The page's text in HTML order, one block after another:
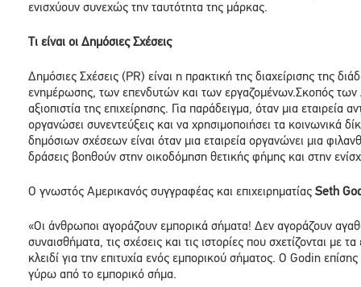
ενισχύουν συνεχώς την ταυτότητα της μάρκας.
Tι είναι οι Δημόσιες Σχέσεις
Δημόσιες Σχέσεις (PR) είναι η πρακτική της διαχείρισης της
ενημέρωσης, των επενδυτών και των εργαζομένων.Σκοπός των
αξιοπιστία της επιχείρησης. Για παράδειγμα, όταν μια
οργανώσει συνεντεύξεις και να χρησιμοποιήσει τα κοινωνικά
δημόσιων σχέσεων είναι όταν μια εταιρεία οργανώνει μια
δράσεις βοηθούν στην οικοδόμηση θετικής φήμης και στην
Ο γνωστός Αμερικανός συγγραφέας και επιχειρηματίας Seth
«Οι άνθρωποι αγοράζουν εμπορικά σήματα! Δεν αγοράζουν
συναισθήματα, τις σχέσεις και τις ιστορίες που σχετίζονται
κλειδί για την επιτυχία ενός εμπορικού σήματος. Ο Godin
γύρω από το εμπορικό σήμα.